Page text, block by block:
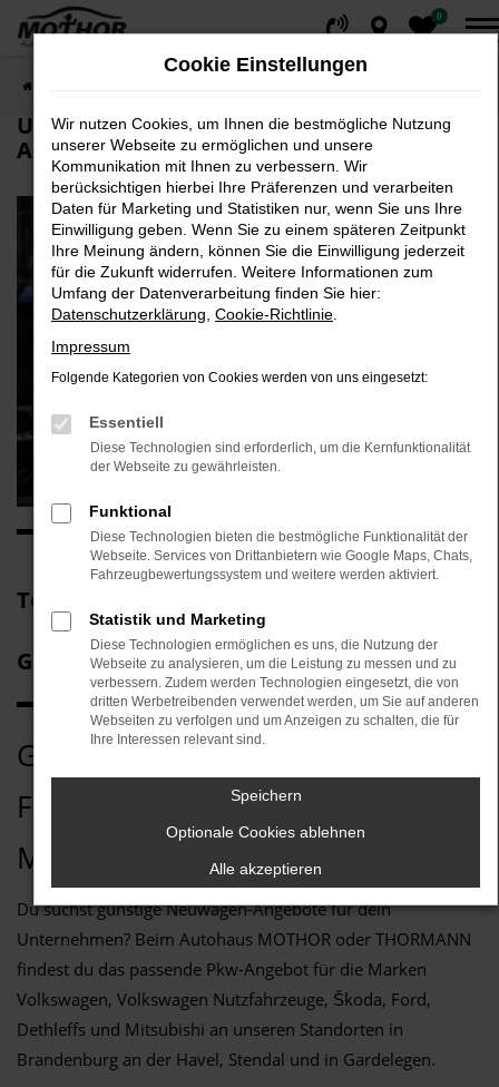
Zum
0
Unsere Gewerbekunden Angebote bei
Autohaus Mothor & Thormann
Top Neuwagen-Angebote für
Gewerbekunden
GEWERBELEASING UND
FINANZIERUNG BEI
MOTHOR
Du suchst günstige Neuwagen-Angebote für dein
Unternehmen? Beim Autohaus MOTHOR oder THORMANN
findest du das passende Pkw-Angebot für die Marken
Volkswagen, Volkswagen Nutzfahrzeuge, Škoda, Ford,
Dethleffs und Mitsubishi an unseren Standorten in
Brandenburg an der Havel, Stendal und in Gardelegen.
Cookie Einstellungen
Wir nutzen Cookies, um Ihnen die bestmögliche Nutzung
unserer Webseite zu ermöglichen und unsere
Kommunikation mit Ihnen zu verbessern. Wir
berücksichtigen hierbei Ihre Präferenzen und verarbeiten
Daten für Marketing und Statistiken nur, wenn Sie uns Ihre
Einwilligung geben. Wenn Sie zu einem späteren Zeitpunkt
Ihre Meinung ändern, können Sie die Einwilligung jederzeit
für die Zukunft widerrufen. Weitere Informationen zum
Umfang der Datenverarbeitung finden Sie hier:
Datenschutzerklärung Cookie-Richtlinie
Impressum
Folgende Kategorien von Cookies werden von uns eingesetzt:
Essentiell
Diese Technologien sind erforderlich, um die Kernfunktionalität
der Webseite zu gewährleisten.
Funktional
Diese Technologien bieten die bestmögliche Funktionalität der
Webseite. Services von Drittanbietern wie Google Maps, Chats,
Fahrzeugbewertungssystem und weitere werden aktiviert.
Statistik und Marketing
Diese Technologien ermöglichen es uns, die Nutzung der
Webseite zu analysieren, um die Leistung zu messen und zu
verbessern. Zudem werden Technologien eingesetzt, die von
dritten Werbetreibenden verwendet werden, um Sie auf anderen
Webseiten zu verfolgen und um Anzeigen zu schalten, die für
Ihre Interessen relevant sind.
Speichern
Optionale Cookies ablehnen
Alle akzeptieren